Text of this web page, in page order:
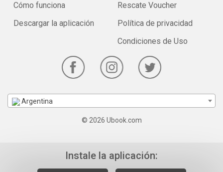
Cómo funciona
Descargar la aplicación
Rescate Voucher
Política de privacidad
Condiciones de Uso
Argentina
© 2026 Ubook.com
Instale la aplicación: